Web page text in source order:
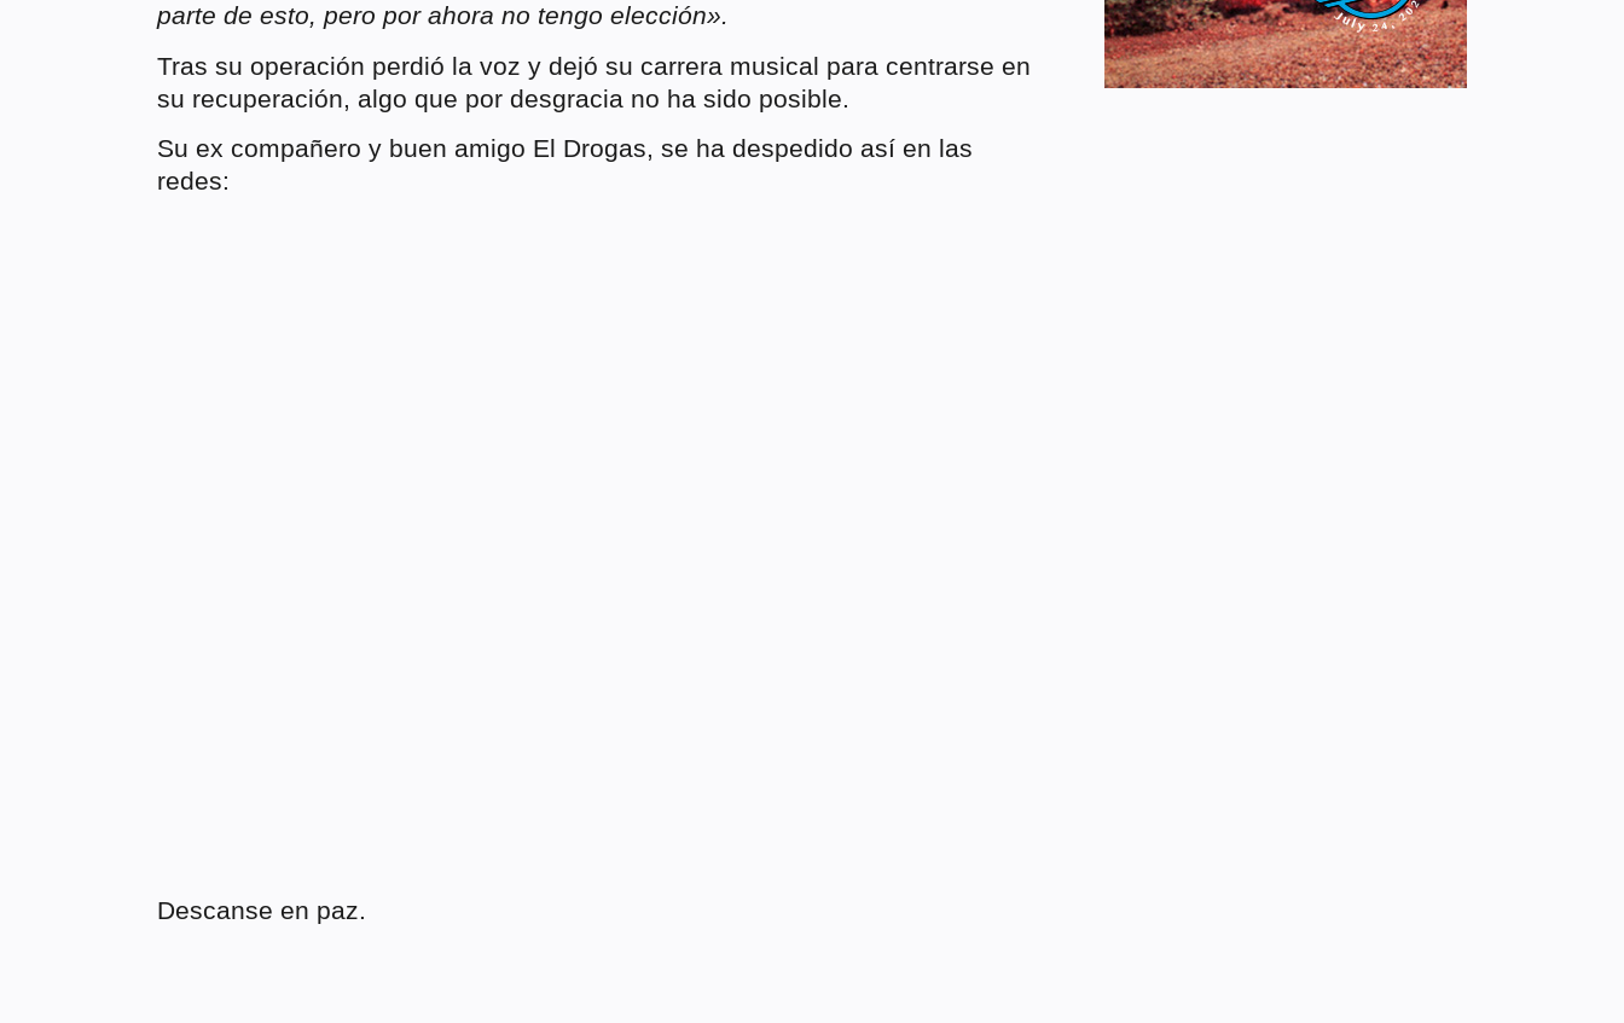
parte de esto, pero por ahora no tengo elección».
Tras su operación perdió la voz y dejó su carrera musical para centrarse en
su recuperación, algo que por desgracia no ha sido posible.
Su ex compañero y buen amigo El Drogas, se ha despedido así en las
redes:
Descanse en paz.